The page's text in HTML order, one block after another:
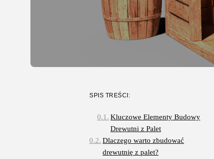
SPIS TREŚCI:
Kluczowe Elementy Budowy
Drewutni z Palet
Dlaczego warto zbudować
drewutnię z palet?